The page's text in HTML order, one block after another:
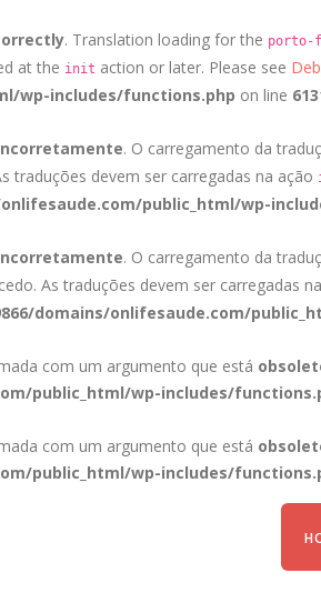
. Translation loading for the porto-
at the init action or later. Please see
wp-includes/functions.php on line
. O carregamento da
traduções devem ser carregadas na ação
public_html/wp-
. O carregamento da
As traduções devem ser carregadas
domains/onlifesaude.com/
com um argumento que está
public_html/wp-includes/
com um argumento que está
public_html/wp-includes/